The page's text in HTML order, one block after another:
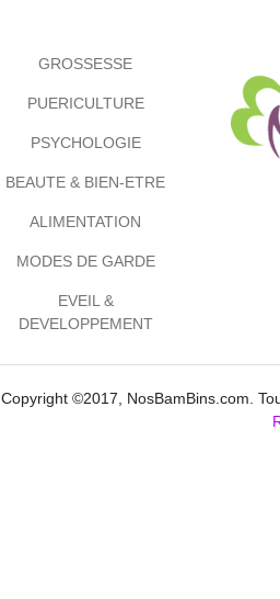
GROSSESSE
PUERICULTURE
PSYCHOLOGIE
BEAUTE & BIEN-ETRE
ALIMENTATION
MODES DE GARDE
EVEIL &
DEVELOPPEMENT
Copyright ©2017, NosBamBins.com.